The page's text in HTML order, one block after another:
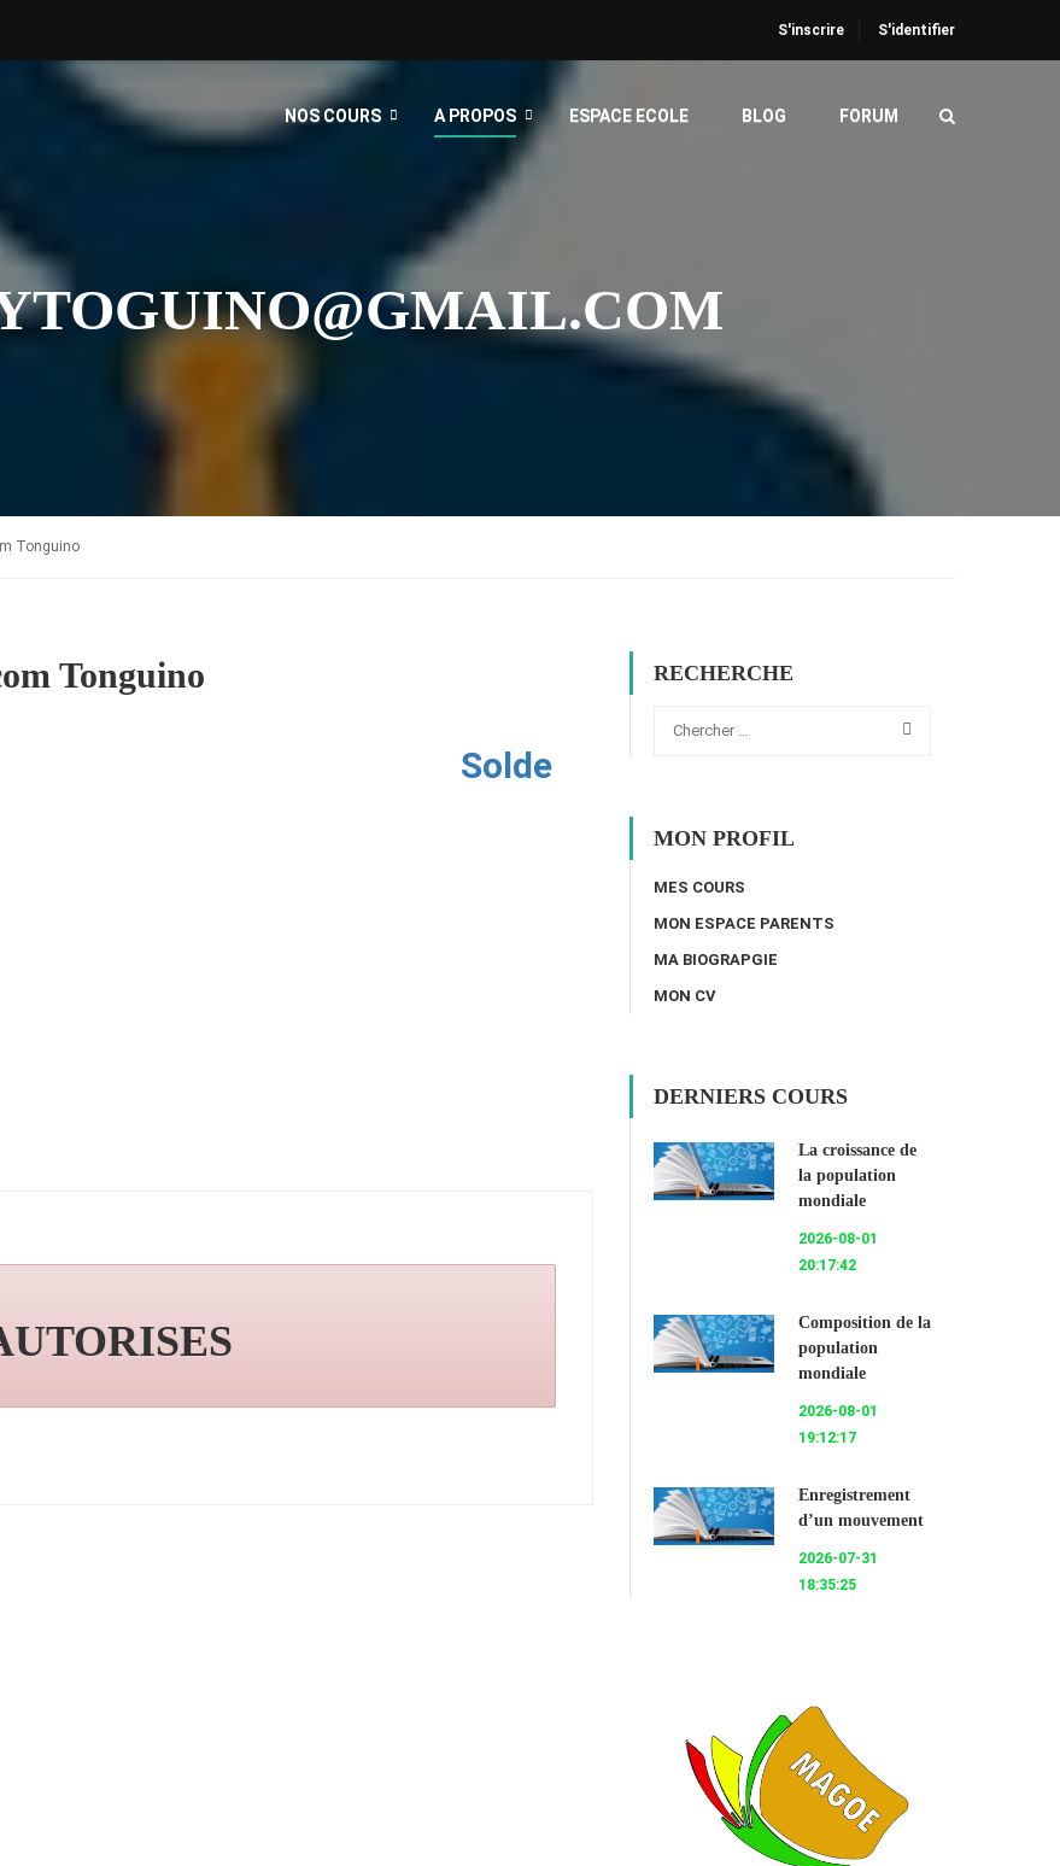
S'inscrire S'identifier
NOS COURS A PROPOS ESPACE ECOLE BLOG FORUM
Tonguino
Tonguino
Solde
RECHERCHE
MON PROFIL
MES COURS
MON ESPACE PARENTS
MA BIOGRAPGIE
MON CV
DERNIERS COURS
La croissance de
la population
mondiale
2026-08-01
20:17:42
Composition de la
population
mondiale
2026-08-01
19:12:17
Enregistrement
d’un mouvement
2026-07-31
18:35:25